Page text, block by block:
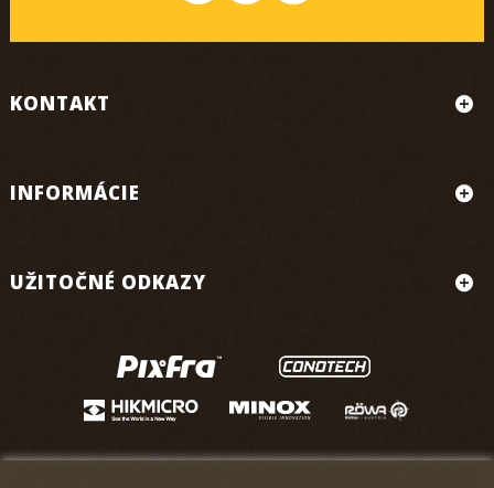
KONTAKT
INFORMÁCIE
UŽITOČNÉ ODKAZY